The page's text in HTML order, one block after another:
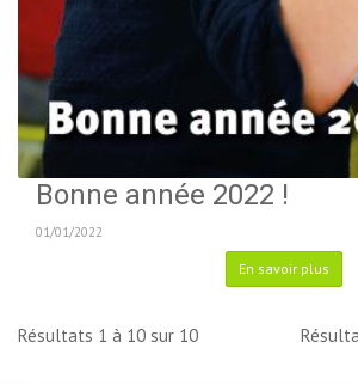
Bonne année 2022 !
01/01/2022
En savoir plus
Résultats 1 à 10 sur 10